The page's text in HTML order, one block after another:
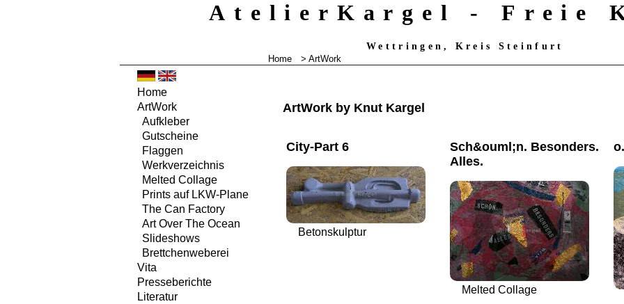
AtelierKargel - Freie
Wettringen, Kreis Steinfurt
Home > ArtWork
ArtWork by Knut Kargel
City-Part 6
Betonskulptur
Sch&ouml;n. Besonders.
Alles.
Melted Collage
Home
ArtWork
Aufkleber
Gutscheine
Flaggen
Werkverzeichnis
Melted Collage
Prints auf LKW-Plane
The Can Factory
Art Over The Ocean
Slideshows
Brettchenweberei
Vita
Presseberichte
Literatur